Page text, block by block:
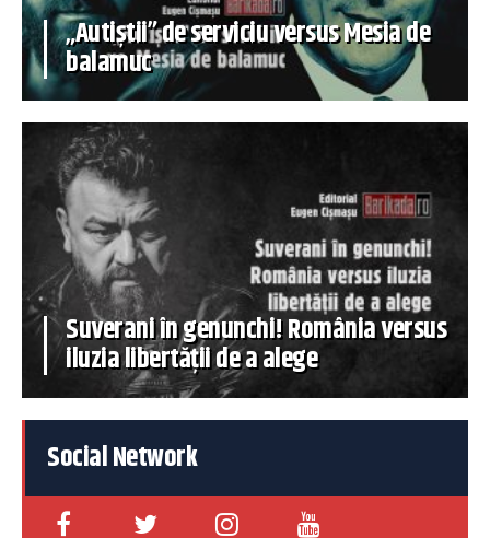
„Autiștii” de serviciu versus Mesia de
balamuc
Suverani în genunchi! România versus
iluzia libertății de a alege
Social Network